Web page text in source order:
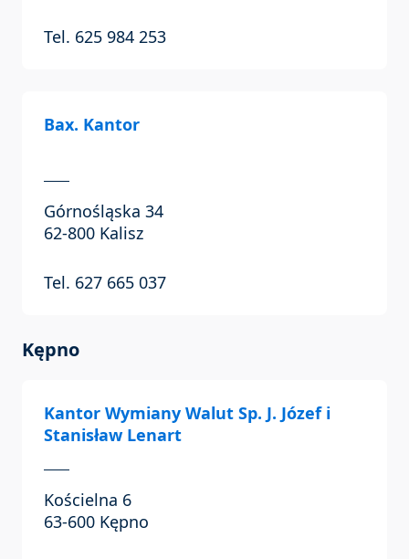
Tel. 625 984 253
Bax. Kantor
Górnośląska 34
62-800 Kalisz
Tel. 627 665 037
Kępno
Kantor Wymiany Walut Sp. J. Józef i
Stanisław Lenart
Kościelna 6
63-600 Kępno